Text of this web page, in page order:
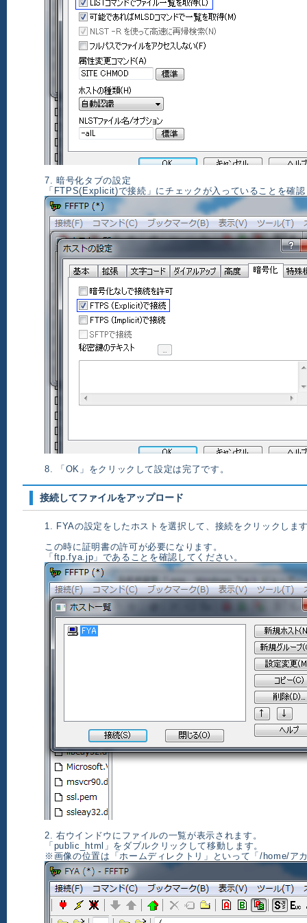
7. 暗号化タブの設定
「FTPS(Explicit)で接続」にチェックが入っていることを確
8. 「OK」をクリックして設定は完了です。
接続してファイルをアップロード
1. FYAの設定をしたホストを選択して、接続をクリックしま
この時に証明書の許可が必要になります。
「ftp.fya.jp」であることを確認してください。
2. 右ウインドウにファイルの一覧が表示されます。
「public_html」をダブルクリックして移動します。
※画像の位置は「ホームディレクトリ」といって「/home/ア